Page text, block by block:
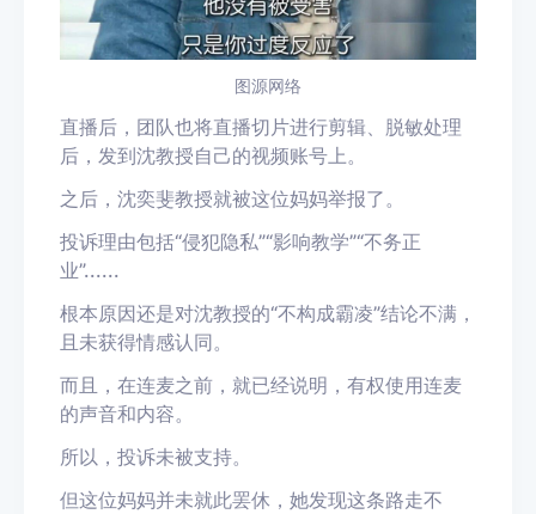
图源网络
直播后，团队也将直播切片进行剪辑、脱敏处理
后，发到沈教授自己的视频账号上。
之后，沈奕斐教授就被这位妈妈举报了。
投诉理由包括“侵犯隐私”“影响教学”“不务正
业”......
根本原因还是对沈教授的“不构成霸凌”结论不满，
且未获得情感认同。
而且，在连麦之前，就已经说明，有权使用连麦
的声音和内容。
所以，投诉未被支持。
但这位妈妈并未就此罢休，她发现这条路走不